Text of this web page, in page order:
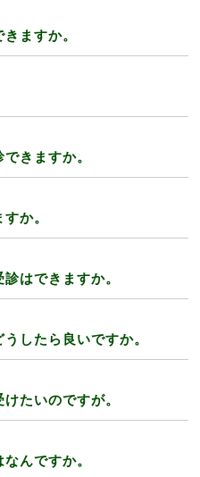
ますか。
きますか。
か。
はできますか。
したら良いですか。
たいのですが。
んですか。